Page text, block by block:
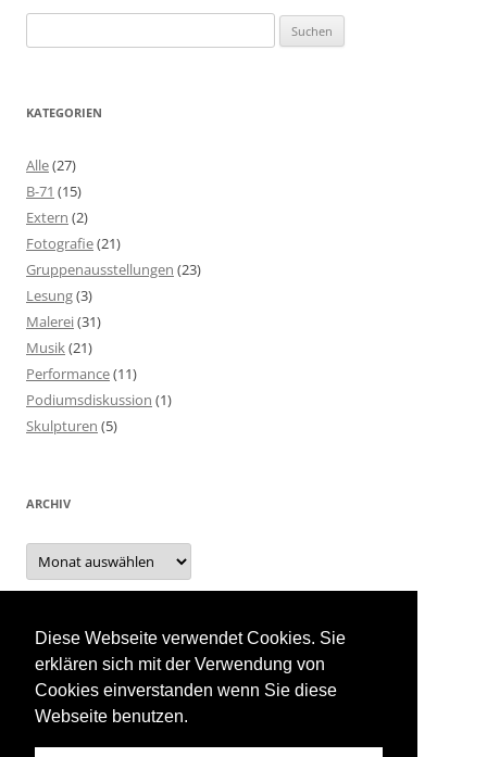
Diese Webseite verwendet Cookies. Sie
erklären sich mit der Verwendung von
Cookies einverstanden wenn Sie diese
Webseite benutzen.
nach:
KATEGORIEN
Alle(27)
B-71 (15)
Extern (2)
Fotografie(21)
Gruppenausstellungen (23)
Lesung(3)
Malerei(31)
Musik(21)
Performance(11)
Podiumsdiskussion (1)
Skulpturen (5)
ARCHIV
Archiv
INTERN
Event Planung